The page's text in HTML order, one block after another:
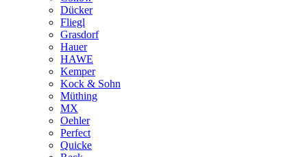
Dücker
Fliegl
Grasdorf
Hauer
HAWE
Kemper
Kock & Sohn
Müthing
MX
Oehler
Perfect
Quicke